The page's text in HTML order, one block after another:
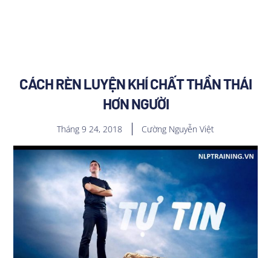
CÁCH RÈN LUYỆN KHÍ CHẤT THẦN THÁI
HƠN NGƯỜI
Tháng 9 24, 2018 Cường Nguyễn Việt